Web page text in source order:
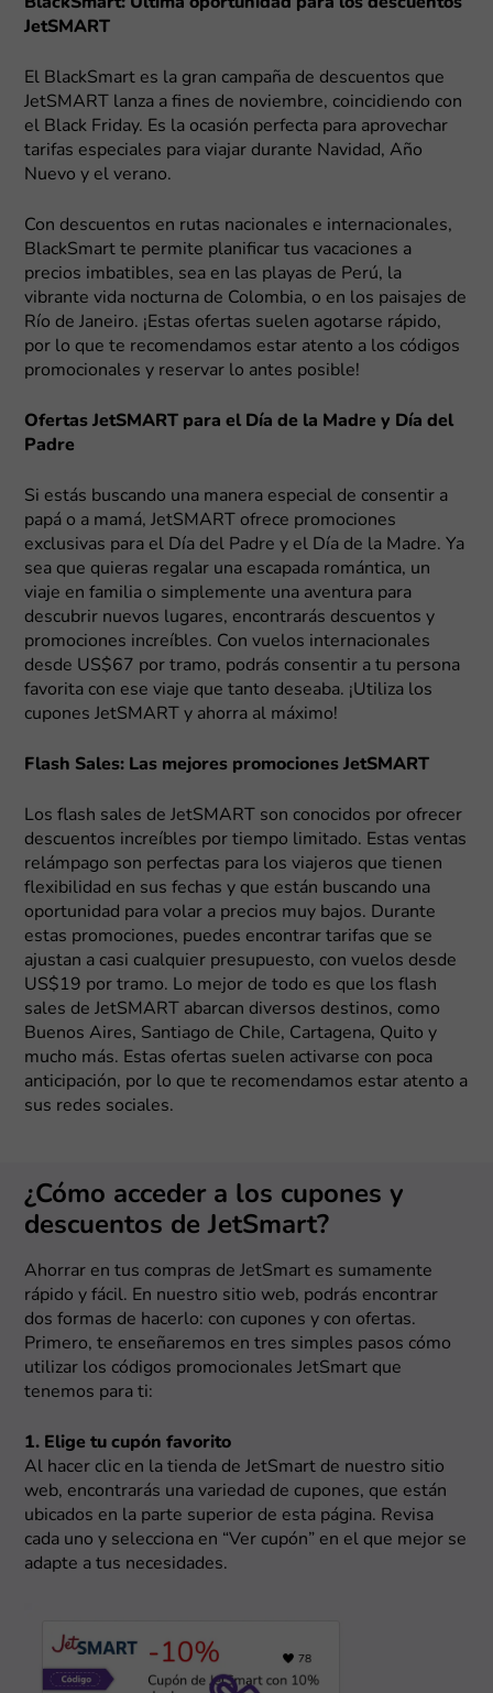
JetSMART
El BlackSmart es la gran campaña de descuentos que
JetSMART lanza a fines de noviembre, coincidiendo con
el Black Friday. Es la ocasión perfecta para aprovechar
tarifas especiales para viajar durante Navidad, Año
Nuevo y el verano.
Con descuentos en rutas nacionales e internacionales,
BlackSmart te permite planificar tus vacaciones a
precios imbatibles, sea en las playas de Perú, la
vibrante vida nocturna de Colombia, o en los paisajes de
Río de Janeiro. ¡Estas ofertas suelen agotarse rápido,
por lo que te recomendamos estar atento a los códigos
promocionales y reservar lo antes posible!
Ofertas JetSMART para el Día de la Madre y Día del
Padre
Si estás buscando una manera especial de consentir a
papá o a mamá, JetSMART ofrece promociones
exclusivas para el Día del Padre y el Día de la Madre. Ya
sea que quieras regalar una escapada romántica, un
viaje en familia o simplemente una aventura para
descubrir nuevos lugares, encontrarás descuentos y
promociones increíbles. Con vuelos internacionales
desde US$67 por tramo, podrás consentir a tu persona
favorita con ese viaje que tanto deseaba. ¡Utiliza los
cupones JetSMART y ahorra al máximo!
Flash Sales: Las mejores promociones JetSMART
Los flash sales de JetSMART son conocidos por ofrecer
descuentos increíbles por tiempo limitado. Estas ventas
relámpago son perfectas para los viajeros que tienen
flexibilidad en sus fechas y que están buscando una
oportunidad para volar a precios muy bajos. Durante
estas promociones, puedes encontrar tarifas que se
ajustan a casi cualquier presupuesto, con vuelos desde
US$19 por tramo. Lo mejor de todo es que los flash
sales de JetSMART abarcan diversos destinos, como
Buenos Aires, Santiago de Chile, Cartagena, Quito y
mucho más. Estas ofertas suelen activarse con poca
anticipación, por lo que te recomendamos estar atento a
sus redes sociales.
¿Cómo acceder a los cupones y
descuentos de JetSmart?
Ahorrar en tus compras de JetSmart es sumamente
rápido y fácil. En nuestro sitio web, podrás encontrar
dos formas de hacerlo: con cupones y con ofertas.
Primero, te enseñaremos en tres simples pasos cómo
utilizar los códigos promocionales JetSmart que
tenemos para ti:
1. Elige tu cupón favorito
Al hacer clic en la tienda de JetSmart de nuestro sitio
web, encontrarás una variedad de cupones, que están
ubicados en la parte superior de esta página. Revisa
cada uno y selecciona en “Ver cupón” en el que mejor se
adapte a tus necesidades.